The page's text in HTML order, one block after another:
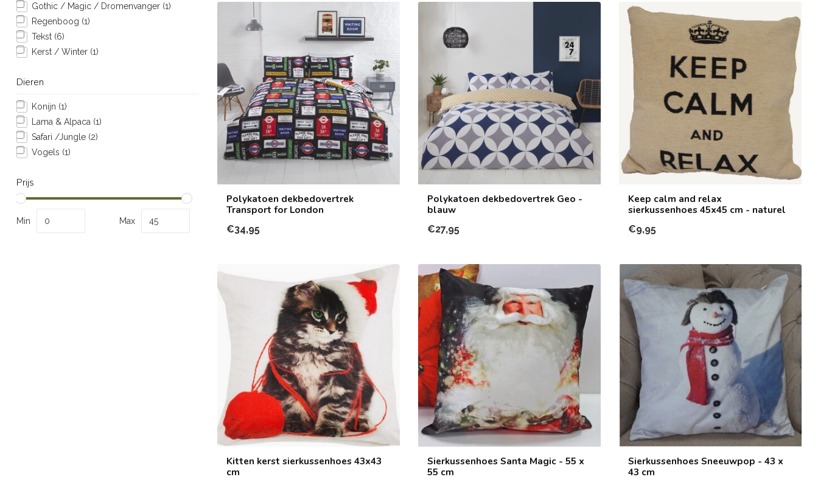
Gothic / Magic / Dromenvanger (1)
Regenboog (1)
Tekst (6)
Kerst / Winter (1)
Dieren
Konijn (1)
Lama & Alpaca (1)
Safari /Jungle (2)
Vogels (1)
Prijs
Min Max
Polykatoen dekbedovertrek
Transport for London
€34,95
Polykatoen dekbedovertrek Geo -
blauw
€27,95
Keep calm and relax
sierkussenhoes 45x45 cm - naturel
€9,95
Kitten kerst sierkussenhoes 43x43
cm
Sierkussenhoes Santa Magic - 55 x
55 cm
Sierkussenhoes Sneeuwpop - 43 x
43 cm